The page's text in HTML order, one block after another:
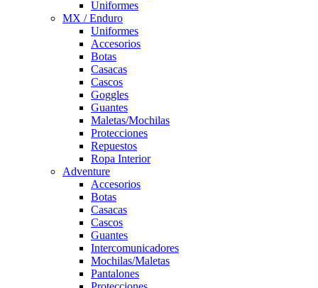
Uniformes
MX / Enduro
Uniformes
Accesorios
Botas
Casacas
Cascos
Goggles
Guantes
Maletas/Mochilas
Protecciones
Repuestos
Ropa Interior
Adventure
Accesorios
Botas
Casacas
Cascos
Guantes
Intercomunicadores
Mochilas/Maletas
Pantalones